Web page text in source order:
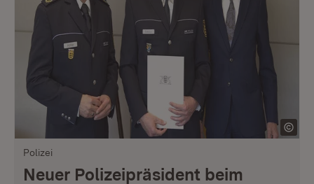
Polizei
Neuer Polizeipräsident beim